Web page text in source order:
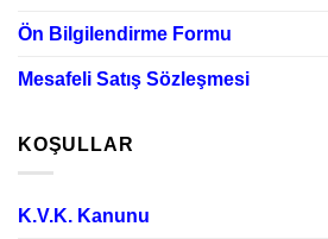
Ön Bilgilendirme Formu
Mesafeli Satış Sözleşmesi
KOŞULLAR
K.V.K. Kanunu